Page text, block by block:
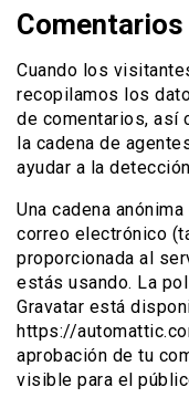
Comentarios
Cuando los
recopilamos los
de comentarios, así
la cadena de
ayudar a la
Una cadena
correo electrónico
proporcionada al
estás usando. La
Gravatar está
https://
aprobación de tu
visible para el